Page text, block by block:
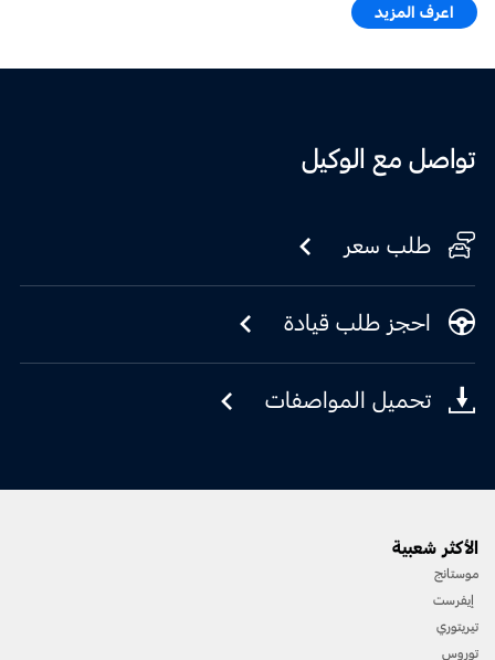
اعرف المزيد
تواصل مع الوكيل
طلب سعر
احجز طلب قيادة
تحميل المواصفات
الأكثر شعبية
موستانج
إيفرست
تيريتوري
توروس